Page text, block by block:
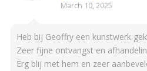
March 10, 2025
Heb bij Geoffry een kunstwerk
Zeer fijne ontvangst en
Erg blij met hem en zeer